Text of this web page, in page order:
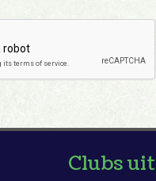
Clubs